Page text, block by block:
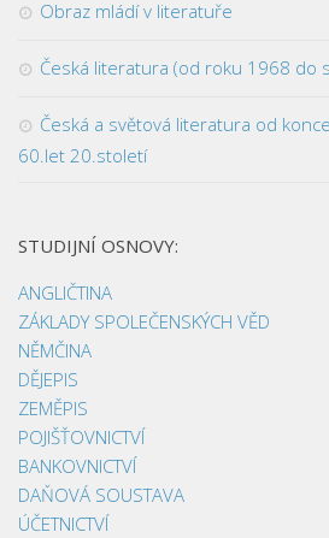
Obraz mládí v literatuře
Česká literatura (od roku 1968 do
Česká a světová literatura od
60.let 20.století
STUDIJNÍ OSNOVY:
ANGLIČTINA
ZÁKLADY SPOLEČENSKÝCH VĚD
NĚMČINA
DĚJEPIS
ZEMĚPIS
POJIŠŤOVNICTVÍ
BANKOVNICTVÍ
DAŇOVÁ SOUSTAVA
ÚČETNICTVÍ